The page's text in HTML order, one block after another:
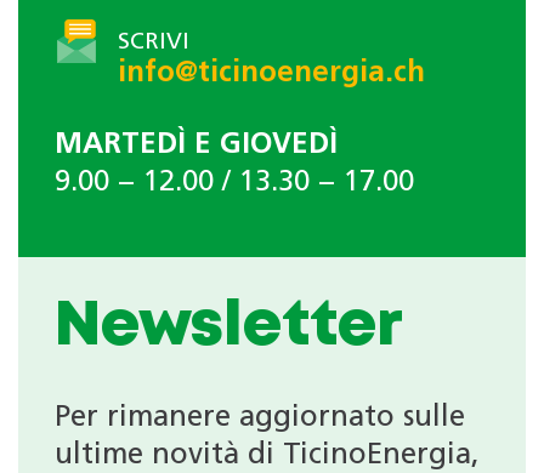
SCRIVI
info@ticinoenergia.ch
MARTEDÌ E GIOVEDÌ
9.00 − 12.00 / 13.30 − 17.00
Newsletter
Per rimanere aggiornato sulle
ultime novità di TicinoEnergia,